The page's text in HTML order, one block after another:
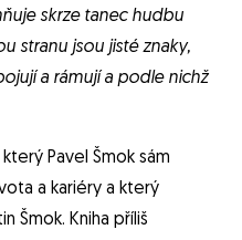
skrze tanec hudbu
stranu jsou jisté znaky,
a rámují a podle nichž
Pavel Šmok sám
a kariéry a který
Šmok. Kniha příliš